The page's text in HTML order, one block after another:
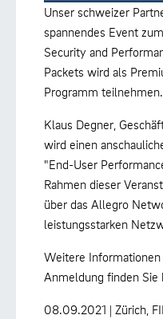
Unser schweizer
spannendes Event
Security and
Packets wird als
Programm teilnehmen.
Klaus Degner,
wird einen
"End-User
Rahmen dieser
über das Allegro
leistungsstarken
Weitere
Anmeldung finden Sie
08.09.2021 | Zürich,